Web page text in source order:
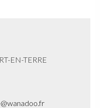
EN-TERRE